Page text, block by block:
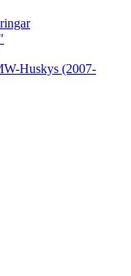
Huskys (2007-